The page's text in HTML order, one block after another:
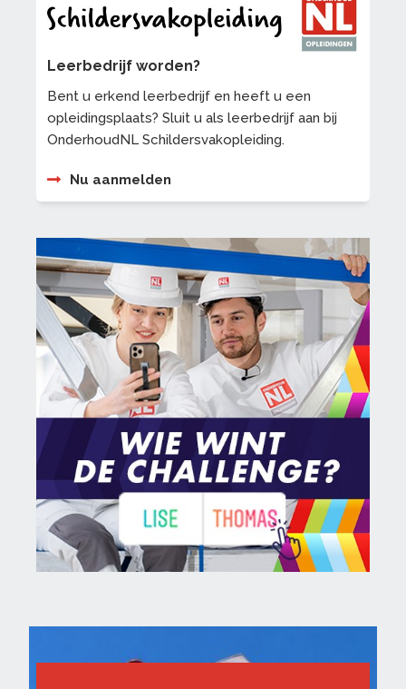
Leerbedrijf worden?
Bent u erkend leerbedrijf en heeft u een
opleidingsplaats? Sluit u als leerbedrijf aan bij
OnderhoudNL Schildersvakopleiding.
Nu aanmelden